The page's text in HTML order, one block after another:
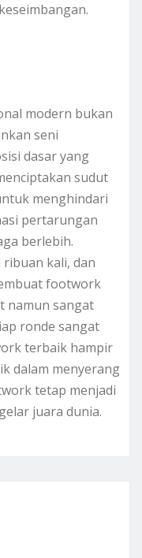
modern bukan
seni
dasar yang
sudut
menghindari
pertarungan
berlebih.
kali, dan
footwork
namun sangat
ronde sangat
terbaik hampir
dalam menyerang
tetap menjadi
juara dunia.